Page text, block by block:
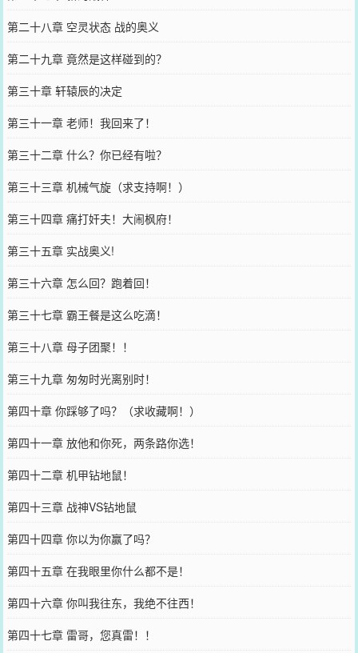
第二十八章 空灵状态 战的奥义
第二十九章 竟然是这样碰到的？
第三十章 轩辕辰的决定
第三十一章 老师！我回来了！
第三十二章 什么？你已经有啦？
第三十三章 机械气旋（求支持啊！）
第三十四章 痛打奸夫！大闹枫府！
第三十五章 实战奥义!
第三十六章 怎么回？跑着回！
第三十七章 霸王餐是这么吃滴！
第三十八章 母子团聚！！
第三十九章 匆匆时光离别时！
第四十章 你踩够了吗？（求收藏啊！）
第四十一章 放他和你死，两条路你选！
第四十二章 机甲钻地鼠！
第四十三章 战神VS钻地鼠
第四十四章 你以为你赢了吗？
第四十五章 在我眼里你什么都不是！
第四十六章 你叫我往东，我绝不往西！
第四十七章 雷哥，您真雷！！